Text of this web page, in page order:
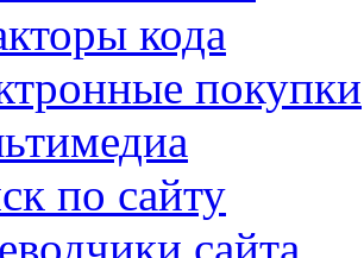
кода
покупки
по сайту
сайта